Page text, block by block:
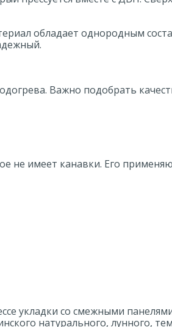
обладает однородным
Важно подобрать
не имеет канавки. Его
укладки со смежными
натурального, лунного,